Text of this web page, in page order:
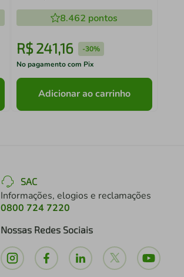
8.462 pontos
R$ 241,16 -30%
No pagamento com Pix
Adicionar ao carrinho
SAC
Informações, elogios e reclamações
0800 724 7220
Nossas Redes Sociais